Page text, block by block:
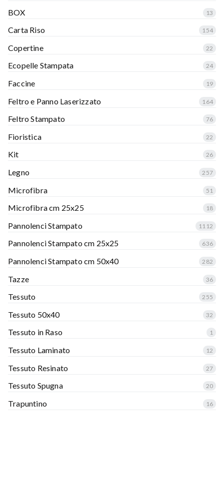
BOX 13
Carta Riso 154
Copertine 22
Ecopelle Stampata 24
Faccine 19
Feltro e Panno Laserizzato 164
Feltro Stampato 76
Fioristica 22
Kit 26
Legno 257
Microfibra 51
Microfibra cm 25x25 18
Pannolenci Stampato 1112
Pannolenci Stampato cm 25x25 636
Pannolenci Stampato cm 50x40 282
Tazze 36
Tessuto 255
Tessuto 50x40 32
Tessuto in Raso 1
Tessuto Laminato 12
Tessuto Resinato 27
Tessuto Spugna 20
Trapuntino 16